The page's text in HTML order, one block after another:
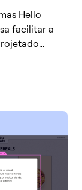
Hello
facilitar a